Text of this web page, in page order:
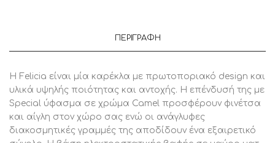
ΠΕΡΙΓΡΑΦΉ
Η Felicia είναι μία καρέκλα με πρωτοποριακό design και
υλικά υψηλής ποιότητας και αντοχής. Η επένδυσή της με
Special ύφασμα σε χρώμα Camel προσφέρουν φινέτσα
και αίγλη στον χώρο σας ενώ οι ανάγλυφες
διακοσμητικές γραμμές της αποδίδουν ένα εξαιρετικό